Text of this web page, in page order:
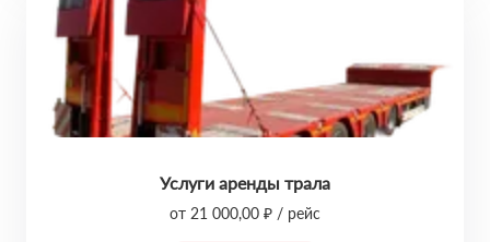
Услуги аренды трала
от 21 000,00 ₽ / рейс